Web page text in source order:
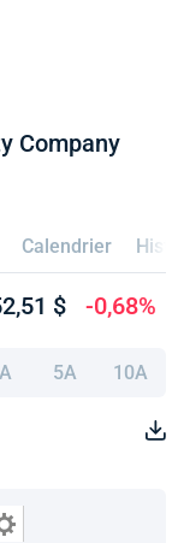
Company
Calendrier
$ -0,68%
5A 10A